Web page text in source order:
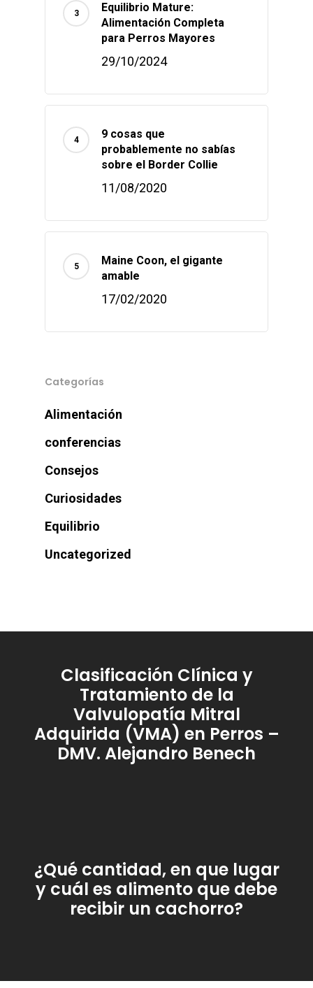
Equilibrio Mature:
Alimentación Completa
para Perros Mayores
29/10/2024
9 cosas que
probablemente no sabías
sobre el Border Collie
11/08/2020
Maine Coon, el gigante
amable
17/02/2020
Categorías
Alimentación
conferencias
Consejos
Curiosidades
Equilibrio
Uncategorized
Clasificación Clínica y
Tratamiento de la
Valvulopatía Mitral
Adquirida (VMA) en Perros –
DMV. Alejandro Benech
¿Qué cantidad, en que lugar
y cuál es alimento que debe
recibir un cachorro?